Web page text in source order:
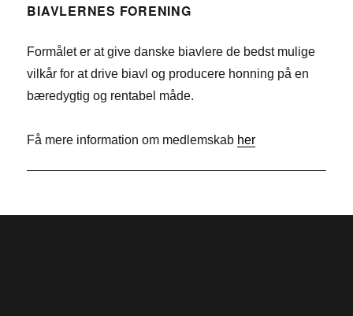
e
o
n
e
n
w
t
r
BIAVLERNES FORENING
Formålet er at give danske biavlere de bedst mulige
vilkår for at drive biavl og producere honning på en
bæredygtig og rentabel måde.
Få mere information om medlemskab her